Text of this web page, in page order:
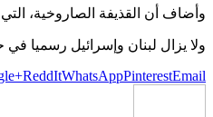
وأضاف أن القذيفة الصاروخية،
ولا يزال لبنان وإسرائيل رسميا في حالة حرب. وشهد لبنان عام 2006 حربا دامية بين الكيان وحزب الله
ReddItWhatsAppPinterestEmail